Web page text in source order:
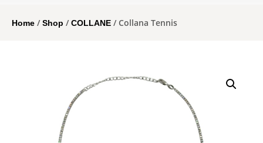
Home /Shop /COLLANE / Collana Tennis